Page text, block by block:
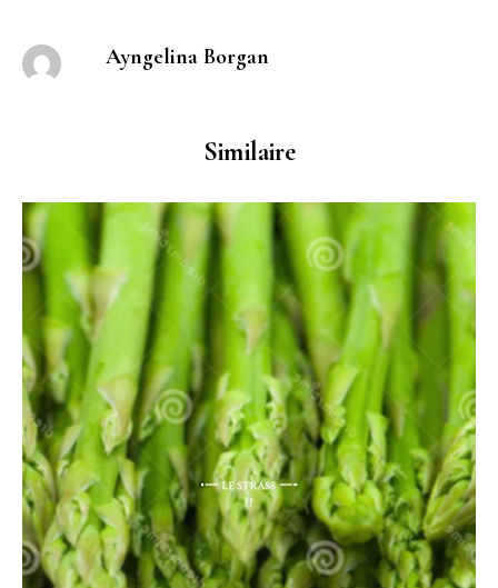
Ayngelina Borgan
Similaire